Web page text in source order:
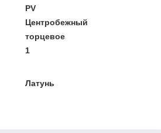
PV
Центробежный
торцевое
1
Латунь